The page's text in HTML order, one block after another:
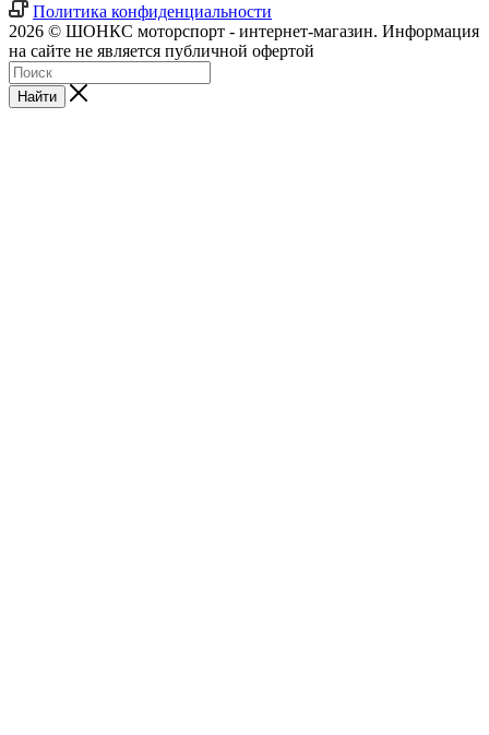
Политика конфиденциальности
2026 © ШОНКС моторспорт - интернет-магазин. Информация
на сайте не является публичной офертой
Найти